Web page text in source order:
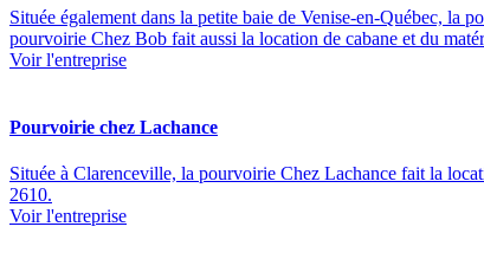
Située également dans la petite baie de Venise-en-Québec, la
pourvoirie Chez Bob fait aussi la location de cabane et du
Voir l'entreprise
Pourvoirie chez Lachance
Située à Clarenceville, la pourvoirie Chez Lachance fait la
2610.
Voir l'entreprise